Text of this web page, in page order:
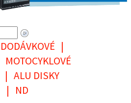
DODÁVKOVÉ |
MOTOCYKLOVÉ
| ALU DISKY
| ND